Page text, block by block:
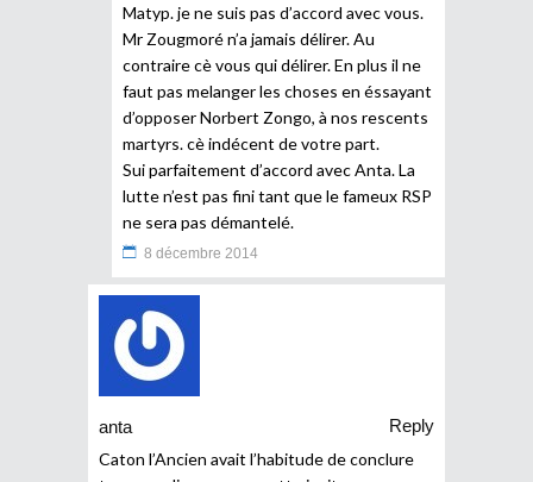
Matyp. je ne suis pas d’accord avec vous.
Mr Zougmoré n’a jamais délirer. Au
contraire cè vous qui délirer. En plus il ne
faut pas melanger les choses en éssayant
d’opposer Norbert Zongo, à nos rescents
martyrs. cè indécent de votre part.
Sui parfaitement d’accord avec Anta. La
lutte n’est pas fini tant que le fameux RSP
ne sera pas démantelé.
8 décembre 2014
anta
Reply
Caton l’Ancien avait l’habitude de conclure